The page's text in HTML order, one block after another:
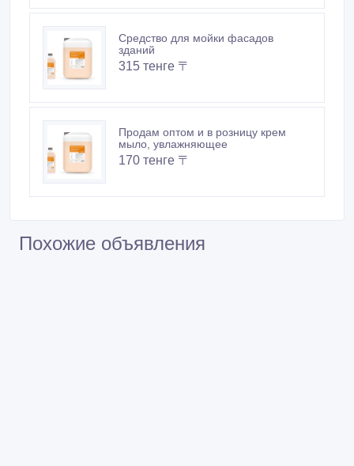
Средство для мойки фасадов
зданий
315 тенге 〒
Продам оптом и в розницу крем
мыло, увлажняющее
170 тенге 〒
Похожие объявления